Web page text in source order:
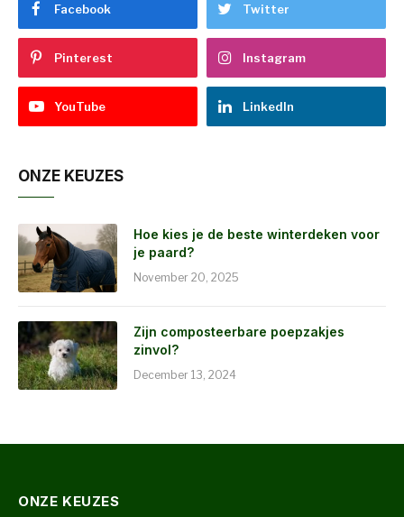
Facebook Twitter
Pinterest Instagram
YouTube LinkedIn
ONZE KEUZES
Hoe kies je de beste winterdeken voor
je paard?
November 20, 2025
Zijn composteerbare poepzakjes
zinvol?
December 13, 2024
ONZE KEUZES